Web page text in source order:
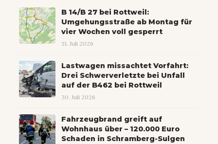
B 14/B 27 bei Rottweil:
Umgehungsstraße ab Montag für
vier Wochen voll gesperrt
31. Juli 2026
Lastwagen missachtet Vorfahrt:
Drei Schwerverletzte bei Unfall
auf der B462 bei Rottweil
30. Juli 2026
Fahrzeugbrand greift auf
Wohnhaus über – 120.000 Euro
Schaden in Schramberg-Sulgen